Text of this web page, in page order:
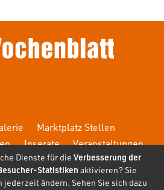
Marktplatz Stellen
Inserate
Veranstaltungen
FAQ
Dienste für die Verbesserung der
Statistiken aktivieren? Sie
ändern. Sehen Sie sich dazu